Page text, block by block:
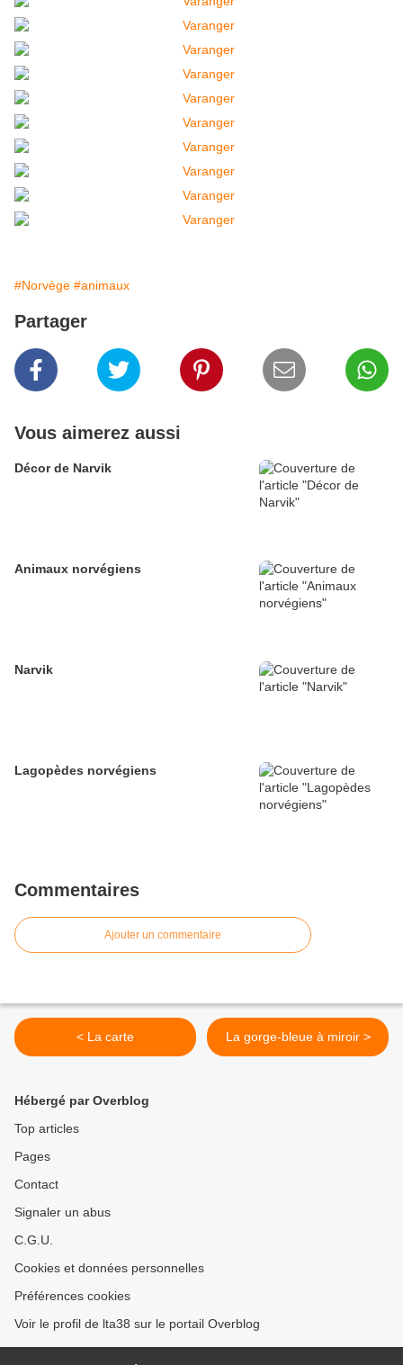
#Norvège #animaux
Partager
Vous aimerez aussi
Décor de Narvik
Animaux norvégiens
Narvik
Lagopèdes norvégiens
Commentaires
Ajouter un commentaire
< La carte La gorge-bleue à miroir >
Hébergé par Overblog
Top articles
Pages
Contact
Signaler un abus
C.G.U.
Cookies et données personnelles
Préférences cookies
Voir le profil de lta38 sur le portail Overblog